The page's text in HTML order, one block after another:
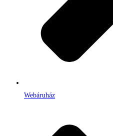
Webáruház